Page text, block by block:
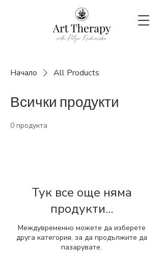
Начало All Products
Всички продукти
0 продукта
Тук все още няма
продукти...
Междувременно можете да изберете
друга категория, за да продължите да
пазарувате.